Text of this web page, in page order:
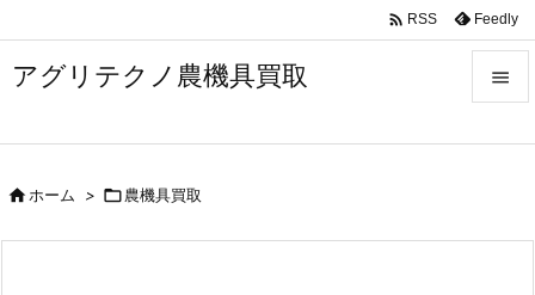
アグリテクノ農機具買取 

 RSS Feedly
ホーム > 農機具買取